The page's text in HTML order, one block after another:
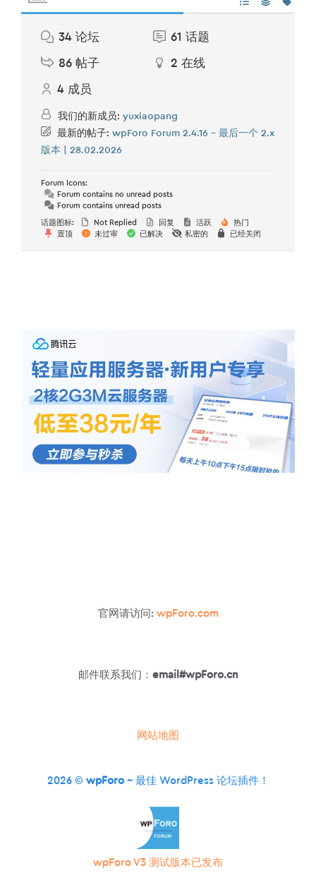
34 论坛 61 话题
86 帖子 2 在线
4 成员
我们的新成员: yuxiaopang
最新的帖子: wpForo Forum 2.4.16 – 最后一个 2.x
版本 | 28.02.2026
Forum Icons:
Forum contains no unread posts
Forum contains unread posts
话题图标: Not Replied 回复 活跃
热门
置顶
未过审 已解决 私密的 已经关闭
官网请访问: wpForo.com
邮件联系我们： email#wpForo.cn
网站地图
2026 © wpForo~ 最佳 WordPress 论坛插件！
wpForo V3 测试版本已发布